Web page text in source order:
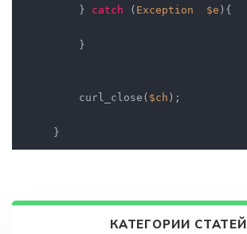
        }
catch ( Exception $e ){
        }
        curl_close(
$ch );
    }
КАТЕГОРИИ СТАТЕЙ